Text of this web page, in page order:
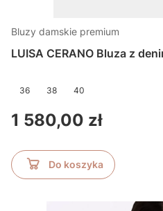
Bluzy damskie premium
LUISA CERANO Bluza z
36 38 40
Cena
1 580,00 zł
Do koszyka